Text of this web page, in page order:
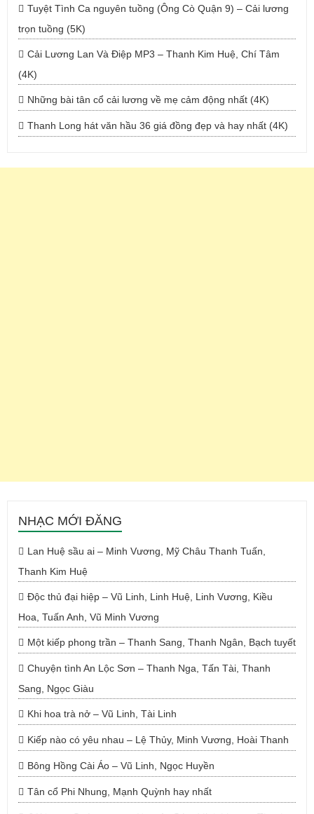
Tuyệt Tình Ca nguyên tuồng (Ông Cò Quận 9) – Cải lương
trọn tuồng (5K)
Cải Lương Lan Và Điệp MP3 – Thanh Kim Huệ, Chí Tâm
(4K)
Những bài tân cổ cải lương về mẹ cảm động nhất (4K)
Thanh Long hát văn hầu 36 giá đồng đẹp và hay nhất (4K)
NHẠC MỚI ĐĂNG
Lan Huệ sầu ai – Minh Vương, Mỹ Châu Thanh Tuấn,
Thanh Kim Huệ
Độc thủ đại hiệp – Vũ Linh, Linh Huệ, Linh Vương, Kiều
Hoa, Tuấn Anh, Vũ Minh Vương
Một kiếp phong trần – Thanh Sang, Thanh Ngân, Bạch tuyết
Chuyện tình An Lộc Sơn – Thanh Nga, Tấn Tài, Thanh
Sang, Ngọc Giàu
Khi hoa trà nở – Vũ Linh, Tài Linh
Kiếp nào có yêu nhau – Lệ Thủy, Minh Vương, Hoài Thanh
Bông Hồng Cài Áo – Vũ Linh, Ngọc Huyền
Tân cổ Phi Nhung, Mạnh Quỳnh hay nhất